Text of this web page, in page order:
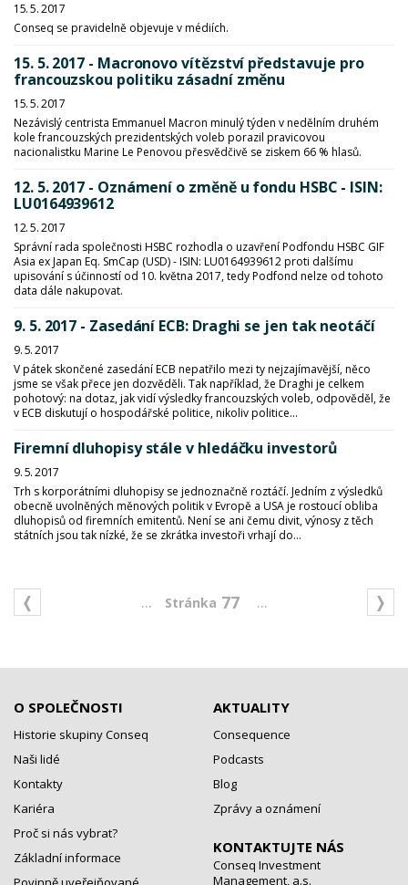
15. 5. 2017
Conseq se pravidelně objevuje v médiích.
15. 5. 2017 - Macronovo vítězství představuje pro
francouzskou politiku zásadní změnu
15. 5. 2017
Nezávislý centrista Emmanuel Macron minulý týden v nedělním druhém
kole francouzských prezidentských voleb porazil pravicovou
nacionalistku Marine Le Penovou přesvědčivě se ziskem 66 % hlasů.
12. 5. 2017 - Oznámení o změně u fondu HSBC - ISIN:
LU0164939612
12. 5. 2017
Správní rada společnosti HSBC rozhodla o uzavření Podfondu HSBC GIF
Asia ex Japan Eq. SmCap (USD) - ISIN: LU0164939612 proti dalšímu
upisování s účinností od 10. května 2017, tedy Podfond nelze od tohoto
data dále nakupovat.
9. 5. 2017 - Zasedání ECB: Draghi se jen tak neotáčí
9. 5. 2017
V pátek skončené zasedání ECB nepatřilo mezi ty nejzajímavější, něco
jsme se však přece jen dozvěděli. Tak například, že Draghi je celkem
pohotový: na dotaz, jak vidí výsledky francouzských voleb, odpověděl, že
v ECB diskutují o hospodářské politice, nikoliv politice...
Firemní dluhopisy stále v hledáčku investorů
9. 5. 2017
Trh s korporátními dluhopisy se jednoznačně roztáčí. Jedním z výsledků
obecně uvolněných měnových politik v Evropě a USA je rostoucí obliba
dluhopisů od firemních emitentů. Není se ani čemu divit, výnosy z těch
státních jsou tak nízké, že se zkrátka investoři vrhají do...
... 77 ...
O SPOLEČNOSTI
Historie skupiny Conseq
Naši lidé
Kontakty
Kariéra
Proč si nás vybrat?
Základní informace
AKTUALITY
Consequence
Podcasts
Blog
Zprávy a oznámení
KONTAKTUJTE NÁS
Conseq Investment
Management, a.s.